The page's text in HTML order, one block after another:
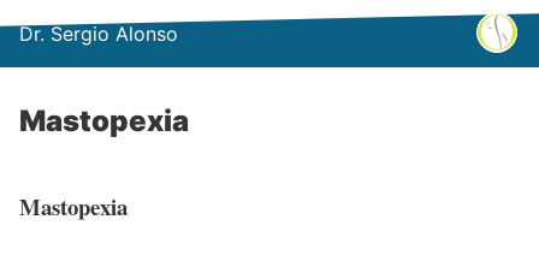
Dr. Sergio Alonso
Mastopexia
Mastopexia